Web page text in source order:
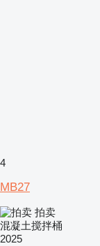
4
MB27
拍卖
混凝土搅拌桶
2025